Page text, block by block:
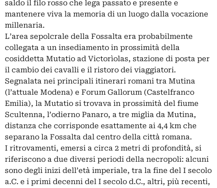
saldo il filo rosso che lega passato e presente e
mantenere viva la memoria di un luogo dalla vocazione
millenaria.
L’area sepolcrale della Fossalta era probabilmente
collegata a un insediamento in prossimità della
cosiddetta Mutatio ad Victorìolas, stazione di posta per
il cambio dei cavalli e il ristoro dei viaggiatori.
Segnalata nei principali itinerari romani tra Mutina
(l’attuale Modena) e Forum Gallorum (Castelfranco
Emilia), la Mutatio si trovava in prossimità del fiume
Scultenna, l’odierno Panaro, a tre miglia da Mutina,
distanza che corrisponde esattamente ai 4,4 km che
separano la Fossalta dal centro della città romana.
I ritrovamenti, emersi a circa 2 metri di profondità, si
riferiscono a due diversi periodi della necropoli: alcuni
sono degli inizi dell’età imperiale, tra la fine del I secolo
a.C. e i primi decenni del I secolo d.C., altri, più recenti,